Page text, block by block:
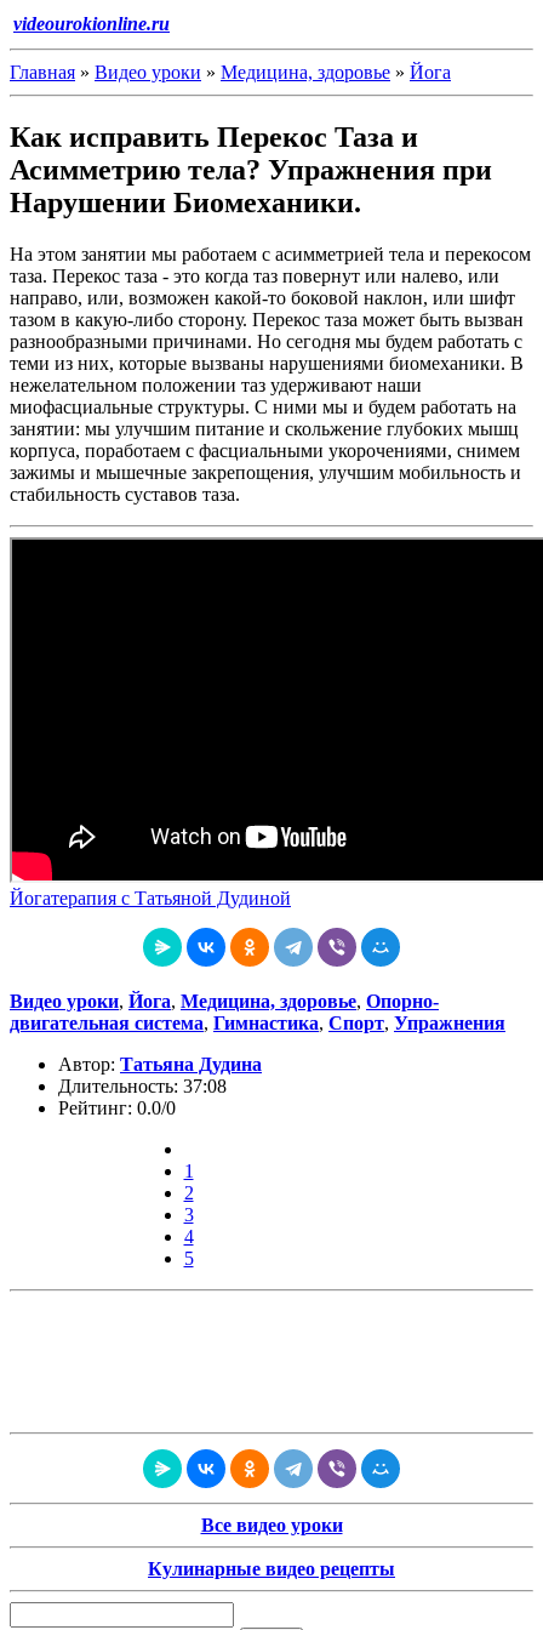
videourokionline.ru
Главная » Видео уроки » Медицина, здоровье » Йога
Как исправить Перекос Таза и
Асимметрию тела? Упражнения при
Нарушении Биомеханики.
На этом занятии мы работаем с асимметрией тела и перекосом
таза. Перекос таза - это когда таз повернут или налево, или
направо, или, возможен какой-то боковой наклон, или шифт
тазом в какую-либо сторону. Перекос таза может быть вызван
разнообразными причинами. Но сегодня мы будем работать с
теми из них, которые вызваны нарушениями биомеханики. В
нежелательном положении таз удерживают наши
миофасциальные структуры. С ними мы и будем работать на
занятии: мы улучшим питание и скольжение глубоких мышц
корпуса, поработаем с фасциальными укорочениями, снимем
зажимы и мышечные закрепощения, улучшим мобильность и
стабильность суставов таза.
Йогатерапия с Татьяной Дудиной
Видео уроки, Йога, Медицина, здоровье, Опорно-
двигательная система, Гимнастика, Спорт, Упражнения
Автор: Татьяна Дудина
Длительность: 37:08
Рейтинг: 0.0/0
1
2
3
4
5
Все видео уроки
Кулинарные видео рецепты